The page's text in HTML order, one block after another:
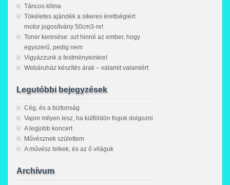
Táncos klíma
Tökéletes ajándék a sikeres érettségiért:
motor jogosítvány 50cm3-re!
Toner keresése: azt hinné az ember, hogy
egyszerű, pedig nem
Vigyázzunk a festményeinkre!
Webáruház készítés árak – valamit valamiért
Legutóbbi bejegyzések
Cég, és a biztonság
Vajon milyen lesz, ha külföldön fogok dolgozni
A legjobb koncert
Művésznek születtem
A művész lelkek, és az ő világuk
Archívum